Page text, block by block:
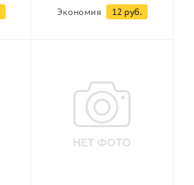
Экономия 12 руб.